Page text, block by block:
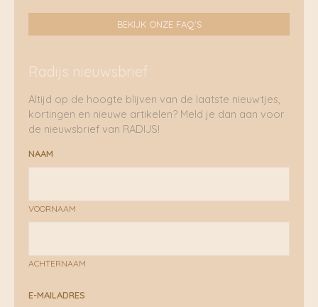
BEKIJK ONZE FAQ'S
Radijs nieuwsbrief
Altijd op de hoogte blijven van de laatste nieuwtjes,
kortingen en nieuwe artikelen? Meld je dan aan voor
de nieuwsbrief van RADIJS!
NAAM
VOORNAAM
ACHTERNAAM
E-MAILADRES